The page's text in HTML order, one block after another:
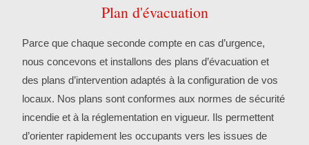
Plan d'évacuation
Parce que chaque seconde compte en cas d’urgence,
nous concevons et installons des plans d’évacuation et
des plans d’intervention adaptés à la configuration de vos
locaux. Nos plans sont conformes aux normes de sécurité
incendie et à la réglementation en vigueur. Ils permettent
d’orienter rapidement les occupants vers les issues de